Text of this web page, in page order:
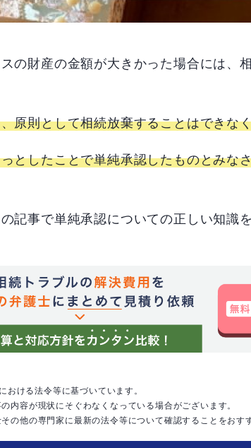
の財産の金額が大きかった場合には、
原則として相続放棄することはできな
としたことで単純承認したものとみな
記事で単純承認についての正しい知識
ける法令等に基づいています。
内容が現状にそぐわなくなっている場合がございます。
の他の専門家に最新の法令等について確認することをおす